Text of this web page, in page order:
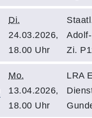
Di.
24.03.2026,
18.00 Uhr
Zi.
Mo.
13.04.2026,
18.00 Uhr
LRA